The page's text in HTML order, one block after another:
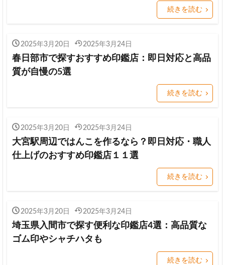
続きを読む
2025年3月20日 2025年3月24日
春日部市で探すおすすめ印鑑店：即日対応と高品
質が自慢の5選
続きを読む
2025年3月20日 2025年3月24日
大宮駅周辺ではんこを作るなら？即日対応・職人
仕上げのおすすめ印鑑店１１選
続きを読む
2025年3月20日 2025年3月24日
埼玉県入間市で探す便利な印鑑店4選：高品質な
ゴム印やシャチハタも
続きを読む